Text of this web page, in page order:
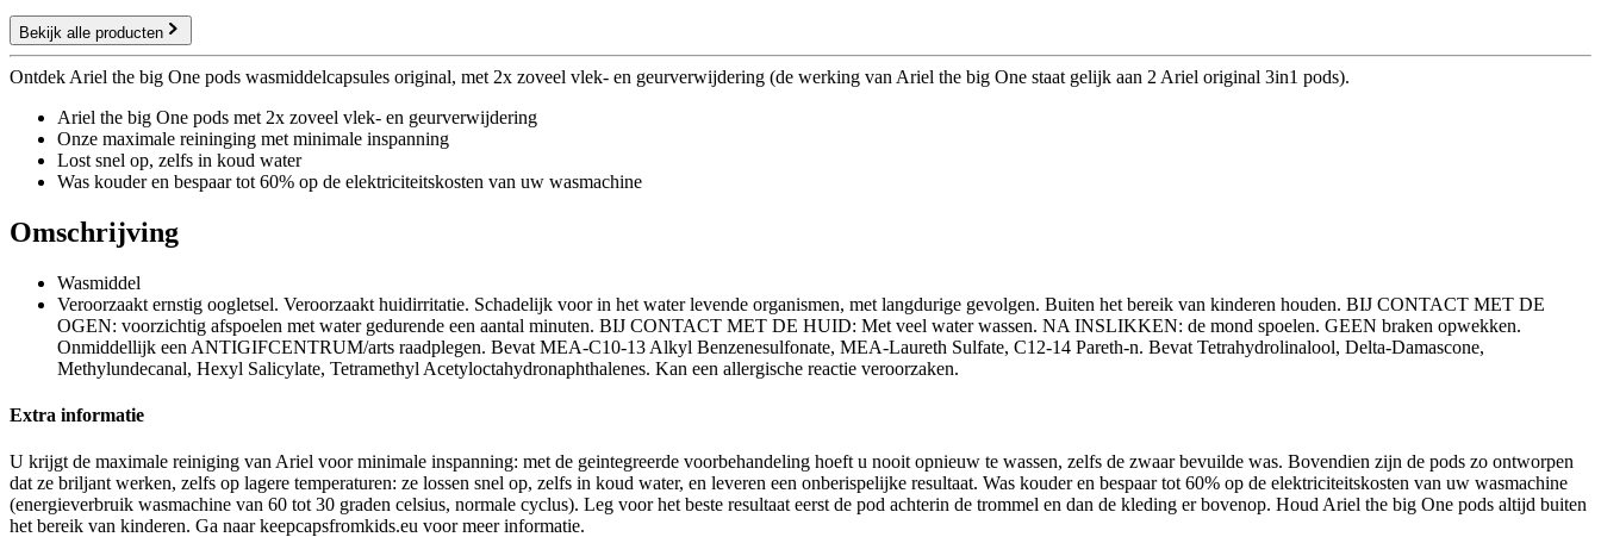
Bekijk alle producten
Ontdek Ariel the big One pods wasmiddelcapsules original, met 2x zoveel vlek- en geurverwijdering (de werking van Ariel the big One staat gelijk aan 2 Ariel original 3in1 pods).
Ariel the big One pods met 2x zoveel vlek- en geurverwijdering
Onze maximale reininging met minimale inspanning
Lost snel op, zelfs in koud water
Was kouder en bespaar tot 60% op de elektriciteitskosten van uw wasmachine
Omschrijving
Wasmiddel
Veroorzaakt ernstig oogletsel. Veroorzaakt huidirritatie. Schadelijk voor in het water levende organismen, met langdurige gevolgen. Buiten het bereik van kinderen houden. BIJ CONTACT MET DE
OGEN: voorzichtig afspoelen met water gedurende een aantal minuten. BIJ CONTACT MET DE HUID: Met veel water wassen. NA INSLIKKEN: de mond spoelen. GEEN braken opwekken.
Onmiddellijk een ANTIGIFCENTRUM/arts raadplegen. Bevat MEA-C10-13 Alkyl Benzenesulfonate, MEA-Laureth Sulfate, C12-14 Pareth-n. Bevat Tetrahydrolinalool, Delta-Damascone,
Methylundecanal, Hexyl Salicylate, Tetramethyl Acetyloctahydronaphthalenes. Kan een allergische reactie veroorzaken.
Extra informatie
U krijgt de maximale reiniging van Ariel voor minimale inspanning: met de geintegreerde voorbehandeling hoeft u nooit opnieuw te wassen, zelfs de zwaar bevuilde was. Bovendien zijn de pods zo ontworpen
dat ze briljant werken, zelfs op lagere temperaturen: ze lossen snel op, zelfs in koud water, en leveren een onberispelijke resultaat. Was kouder en bespaar tot 60% op de elektriciteitskosten van uw wasmachine
(energieverbruik wasmachine van 60 tot 30 graden celsius, normale cyclus). Leg voor het beste resultaat eerst de pod achterin de trommel en dan de kleding er bovenop. Houd Ariel the big One pods altijd buiten
het bereik van kinderen. Ga naar keepcapsfromkids.eu voor meer informatie.